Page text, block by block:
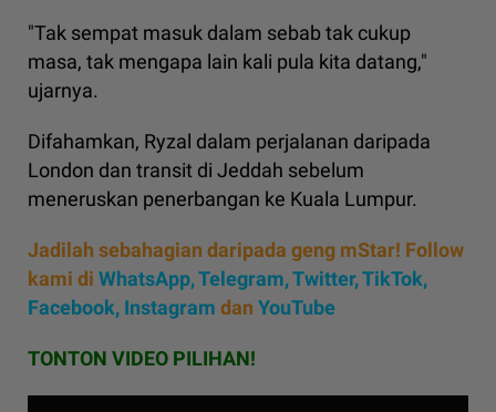
"Tak sempat masuk dalam sebab tak cukup
masa, tak mengapa lain kali pula kita datang,"
ujarnya.
Difahamkan, Ryzal dalam perjalanan daripada
London dan transit di Jeddah sebelum
meneruskan penerbangan ke Kuala Lumpur.
Jadilah sebahagian daripada geng mStar! Follow
kami di WhatsApp,Telegram,Twitter,TikTok,
Facebook, Instagram dan YouTube
TONTON VIDEO PILIHAN!